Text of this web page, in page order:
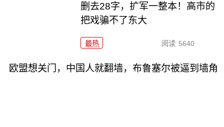
删去28字，扩军一整本！高市的
把戏骗不了东大
最热 阅读 5640
欧盟想关门，中国人就翻墙，布鲁塞尔被逼到墙角